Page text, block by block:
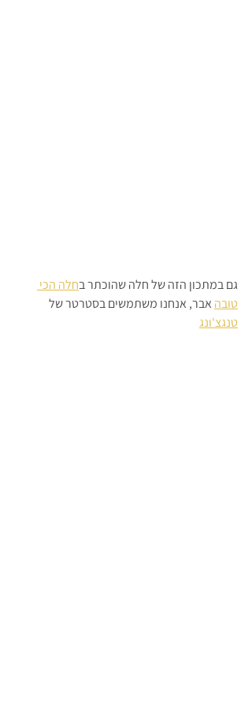
גם במתכון הזה של חלה שהוכתר בחלה הכי
טובה אבר, אנחנו משתמשים בסטרטר של
טנגצ'ונג